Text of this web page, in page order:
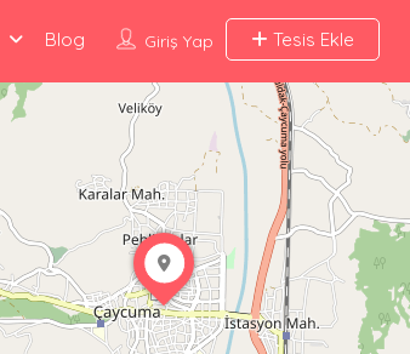
Giriş Yap Tesis Ekle
Blog